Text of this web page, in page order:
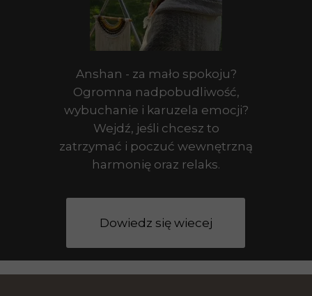
Anshan - za mało spokoju?
Ogromna nadpobudliwość,
wybuchanie i karuzela emocji?
Wejdź, jeśli chcesz to
zatrzymać i poczuć wewnętrzną
harmonię oraz relaks.
Dowiedz się wiecej